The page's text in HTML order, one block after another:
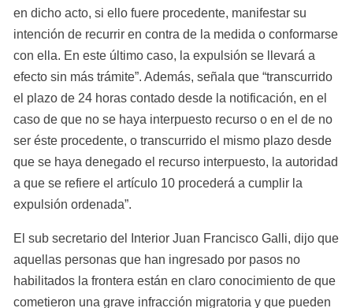
en dicho acto, si ello fuere procedente, manifestar su
intención de recurrir en contra de la medida o conformarse
con ella. En este último caso, la expulsión se llevará a
efecto sin más trámite”. Además, señala que “transcurrido
el plazo de 24 horas contado desde la notificación, en el
caso de que no se haya interpuesto recurso o en el de no
ser éste procedente, o transcurrido el mismo plazo desde
que se haya denegado el recurso interpuesto, la autoridad
a que se refiere el artículo 10 procederá a cumplir la
expulsión ordenada”.
El sub secretario del Interior Juan Francisco Galli, dijo que
aquellas personas que han ingresado por pasos no
habilitados la frontera están en claro conocimiento de que
cometieron una grave infracción migratoria y que pueden